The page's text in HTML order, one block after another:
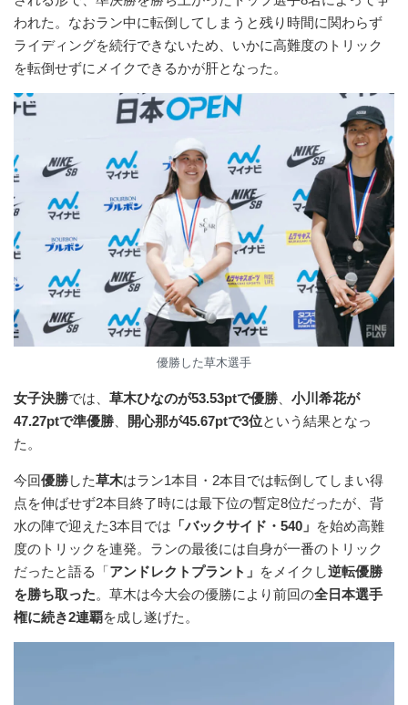
われた。なおラン中に転倒してしまうと残り時間に関わらず
ライディングを続行できないため、いかに高難度のトリック
を転倒せずにメイクできるかが肝となった。
優勝した草木選手
女子決勝では、 草木ひなのが53.53ptで優勝
小川希花が
47.27ptで準優勝
開心那が45.67ptで3位という結果となっ
た。
今回優勝した草木はラン1本目・2本目では転倒してしまい得
点を伸ばせず2本目終了時には最下位の暫定8位だったが、背
水の陣で迎えた3本目では 「バックサイド・540」 を始め高難
度のトリックを連発。ランの最後には自身が一番のトリック
だったと語る「アンドレクトプラント」 をメイクし逆転優勝
を勝ち取った。草木は今大会の優勝により前回の全日本選手
権に続き2連覇を成し遂げた。